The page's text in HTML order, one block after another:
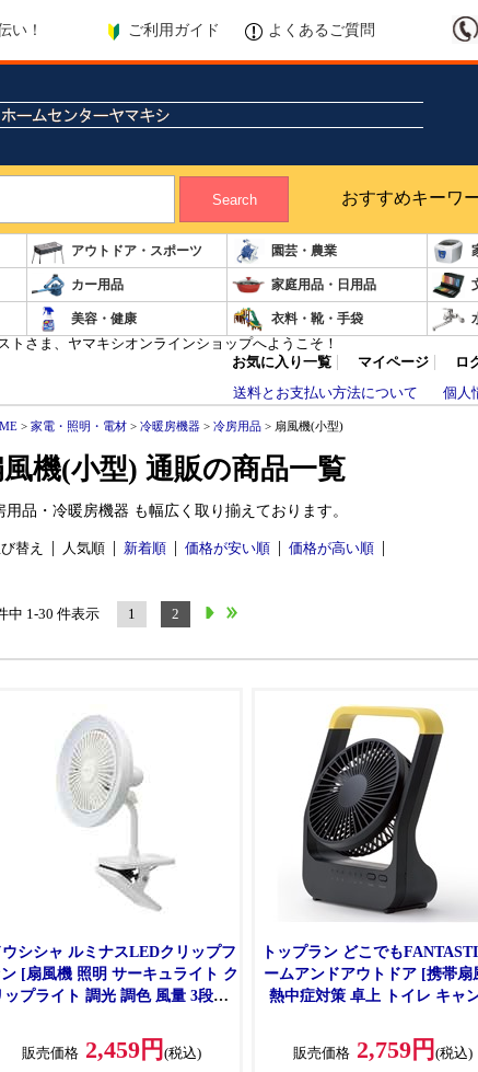
い！ ご利用ガイド よくあるご質問
Search おすすめキーワ
アウトドア・スポーツ 園芸・農業
カー用品 家庭用品・日用品
美容・健康 衣料・靴・手袋
トさま、ヤマキシオンラインショップへようこそ！
お気に入り一覧
マイページ ロ
送料とお支払い方法について
個人
> 家電・照明・電材 > 冷暖房機器 > 冷房用品 > 扇風機(小型)
機(小型) 通販の商品一覧
用品・冷暖房機器 も幅広く取り揃えております。
替え 人気順 新着順 価格が安い順 価格が高い順
中 1-30 件表示 1 2
ウシシャ ルミナスLEDクリップフ
ン [扇風機 照明 サーキュライト ク
ップライト 調光 調色 風量 3段階]
販売価格 2,459円(税込)
トップラン どこでも
ームアンドアウトドア [携帯扇
熱中症対策 卓上 トイレ キャ
販売価格 2,759円(税込)